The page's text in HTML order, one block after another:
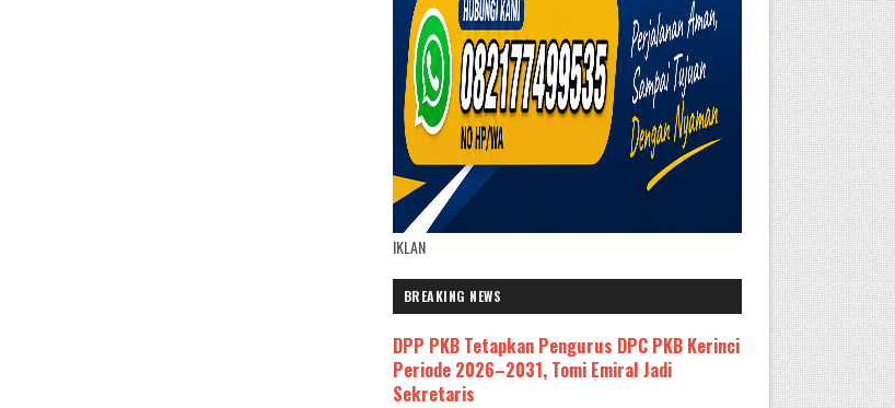
IKLAN
BREAKING NEWS
DPP PKB Tetapkan Pengurus DPC PKB Kerinci
Periode 2026–2031, Tomi Emiral Jadi
Sekretaris